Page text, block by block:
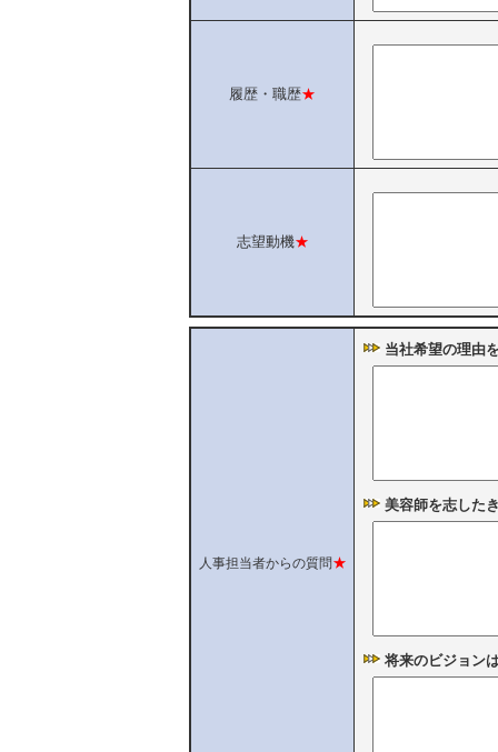
履歴・職歴★
志望動機★
人事担当者からの質問★
当社希望の理由
美容師を志した
将来のビジョン